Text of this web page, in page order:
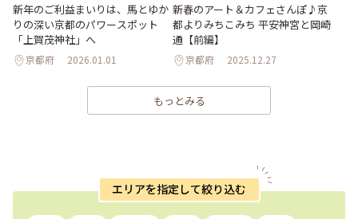
新年のご利益まいりは、馬とゆか
りの深い京都のパワースポット
「上賀茂神社」へ
京都府 2026.01.01
新春のアート＆カフェさんぽ♪京
都よりみちこみち 平安神宮と岡崎
通【前編】
京都府 2025.12.27
もっとみる
エリアを指定して絞り込む